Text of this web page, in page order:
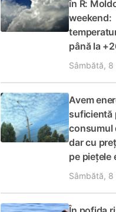
în R:
weekend:
până la
Sâmbătă,
Avem
suficientă
consumul
dar cu
pe piețele
Sâmbătă,